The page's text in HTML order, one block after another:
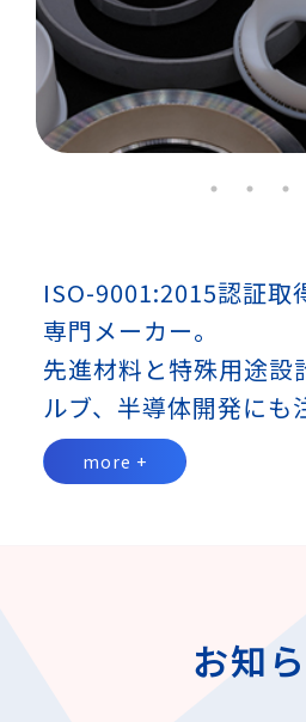
ISO-9001:2015認証取
専門メーカー。
先進材料と特殊用途設
ルブ、半導体開発にも
more +
お知